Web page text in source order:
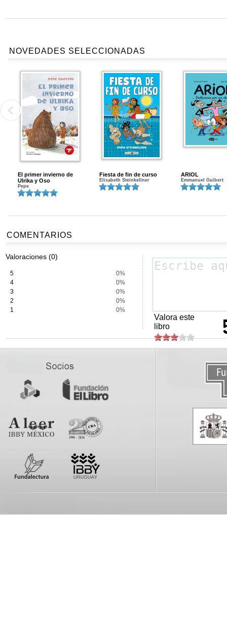
NOVEDADES SELECCIONADAS
El primer invierno de
Ulrika y Oso
Pepe
Fiesta de fin de curso
Elisabeth Steinkellner
ARIOL
Emmanuel Guibert
COMENTARIOS
Valoraciones (0)
5
0%
4
0%
3
0%
2
0%
1
0%
Valora este
libro